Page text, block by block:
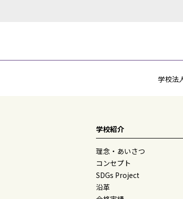
学校法
学校紹介
理念・あいさつ
コンセプト
SDGs Project
沿革